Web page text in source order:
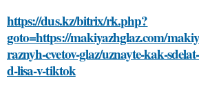
https://dus.kz/bitrix/rk.php?
goto=https://makiyazhglaz.com/
raznyh-cvetov-glaz/uznayte-kak-
d-lisa-v-tiktok